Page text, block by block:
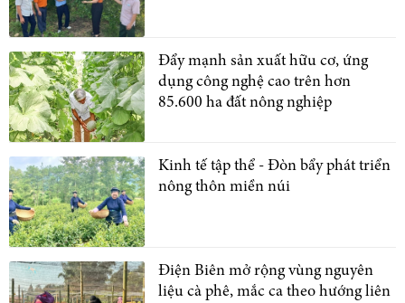
Đẩy mạnh sản xuất hữu cơ, ứng
dụng công nghệ cao trên hơn
85.600 ha đất nông nghiệp
Kinh tế tập thể - Đòn bẩy phát triển
nông thôn miền núi
Điện Biên mở rộng vùng nguyên
liệu cà phê, mắc ca theo hướng liên